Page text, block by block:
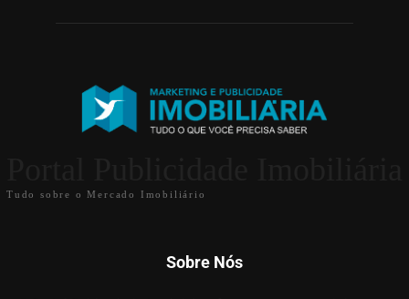
Tudo sobre o Mercado Imobiliário
Sobre Nós